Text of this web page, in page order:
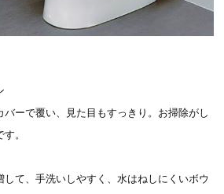
ーで覆い、見た目もすっきり。お掃除がし
。
て、手洗いしやすく、水はねしにくいボウ